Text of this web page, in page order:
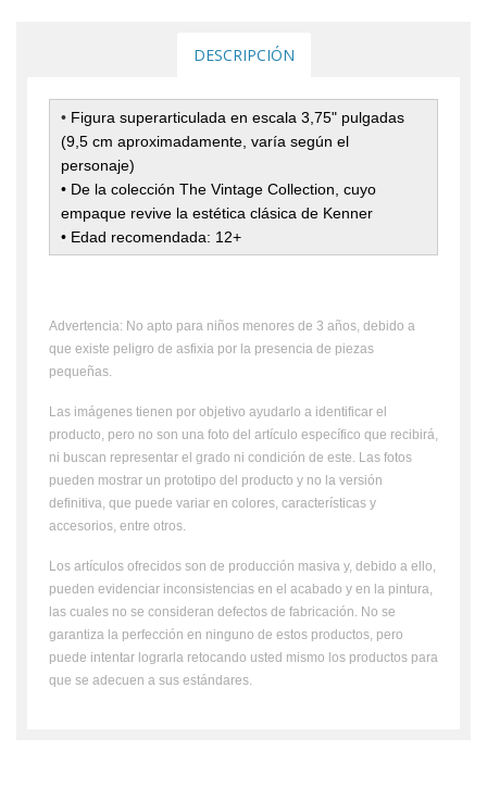
DESCRIPCIÓN
• Figura superarticulada en escala 3,75" pulgadas
(9,5 cm aproximadamente, varía según el
personaje)
• De la colección The Vintage Collection, cuyo
empaque revive la estética clásica de Kenner
• Edad recomendada: 12+
Advertencia: No apto para niños menores de 3 años, debido a
que existe peligro de asfixia por la presencia de piezas
pequeñas.
Las imágenes tienen por objetivo ayudarlo a identificar el
producto, pero no son una foto del artículo específico que recibirá,
ni buscan representar el grado ni condición de este. Las fotos
pueden mostrar un prototipo del producto y no la versión
definitiva, que puede variar en colores, características y
accesorios, entre otros.
Los artículos ofrecidos son de producción masiva y, debido a ello,
pueden evidenciar inconsistencias en el acabado y en la pintura,
las cuales no se consideran defectos de fabricación. No se
garantiza la perfección en ninguno de estos productos, pero
puede intentar lograrla retocando usted mismo los productos para
que se adecuen a sus estándares.